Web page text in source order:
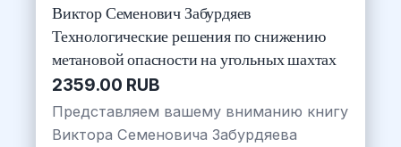
Виктор Семенович Забурдяев
Технологические решения по снижению
метановой опасности на угольных шахтах
2359.00 RUB
Представляем вашему вниманию книгу
Виктора Семеновича Забурдяева